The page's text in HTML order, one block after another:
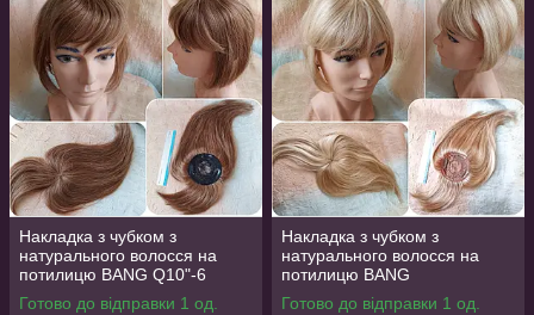
Накладка з чубком з
натурального волосся на
потилицю BANG Q10"-6
Готово до відправки 1 од.
Накладка з чубком з
натурального волосся на
потилицю BANG
Q12"-12P613
Готово до відправки 1 од.